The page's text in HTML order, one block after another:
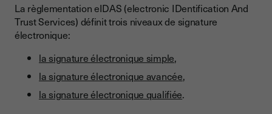
Qu’est-ce qu’un QSCD ?
Vérification d’identité
Dans quels cas utiliser la signature électronique qualifiée ?
e-signature qualifiée, comment ca marche ? Comment faire
une signature électronique qualifiée ?
La règlementation eIDAS (electronic IDentification And
Trust Services) définit trois niveaux de signature
électronique:
la signature électronique simple,
la signature électronique avancée,
la signature électronique qualifiée.